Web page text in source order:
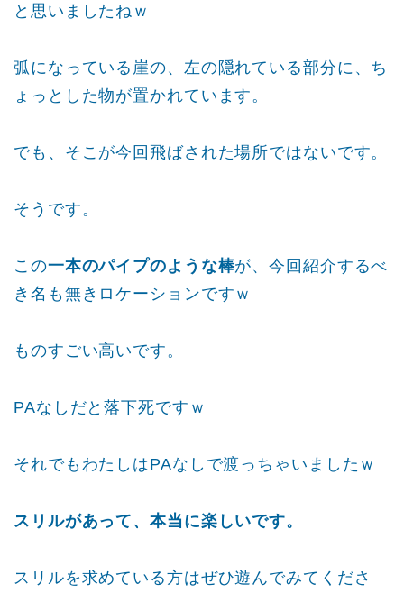
と思いましたねｗ
弧になっている崖の、左の隠れている部分に、ち
ょっとした物が置かれています。
でも、そこが今回飛ばされた場所ではないです。
そうです。
この一本のパイプのような棒が、今回紹介するべ
き名も無きロケーションですｗ
ものすごい高いです。
PAなしだと落下死ですｗ
それでもわたしはPAなしで渡っちゃいましたｗ
スリルがあって、本当に楽しいです。
スリルを求めている方はぜひ遊んでみてくださ